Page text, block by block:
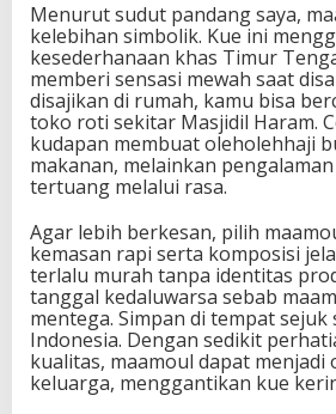
Menurut sudut pandang saya,
kelebihan simbolik. Kue ini
kesederhanaan khas Timur
memberi sensasi mewah saat
disajikan di rumah, kamu bisa
toko roti sekitar Masjidil Haram.
kudapan membuat oleholehhaji
makanan, melainkan
tertuang melalui rasa.
Agar lebih berkesan, pilih
kemasan rapi serta komposisi
terlalu murah tanpa identitas
tanggal kedaluwarsa sebab
mentega. Simpan di tempat sejuk
Indonesia. Dengan sedikit
kualitas, maamoul dapat
keluarga, menggantikan kue